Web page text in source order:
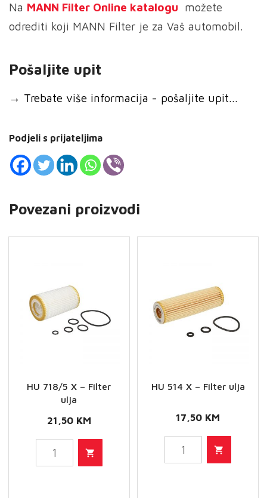
Na MANN Filter Online katalogu možete
odrediti koji MANN Filter je za Vaš automobil.
Pošaljite upit
→ Trebate više informacija - pošaljite upit...
Podjeli s prijateljima
Povezani proizvodi
HU 718/5 X – Filter
ulja
21,50 KM
718/5
HU 514 X – Filter ulja
17,50 KM
514